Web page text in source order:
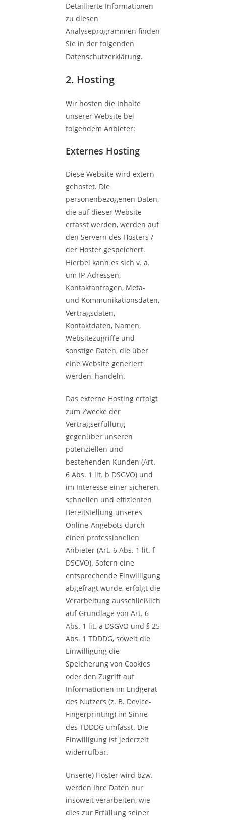
Detaillierte Informationen
zu diesen
Analyseprogrammen finden
Sie in der folgenden
Datenschutzerklärung.
2. Hosting
Wir hosten die Inhalte
unserer Website bei
folgendem Anbieter:
Externes Hosting
Diese Website wird extern
gehostet. Die
personenbezogenen Daten,
die auf dieser Website
erfasst werden, werden auf
den Servern des Hosters /
der Hoster gespeichert.
Hierbei kann es sich v. a.
um IP-Adressen,
Kontaktanfragen, Meta-
und Kommunikationsdaten,
Vertragsdaten,
Kontaktdaten, Namen,
Websitezugriffe und
sonstige Daten, die über
eine Website generiert
werden, handeln.
Das externe Hosting erfolgt
zum Zwecke der
Vertragserfüllung
gegenüber unseren
potenziellen und
bestehenden Kunden (Art.
6 Abs. 1 lit. b DSGVO) und
im Interesse einer sicheren,
schnellen und effizienten
Bereitstellung unseres
Online-Angebots durch
einen professionellen
Anbieter (Art. 6 Abs. 1 lit. f
DSGVO). Sofern eine
entsprechende Einwilligung
abgefragt wurde, erfolgt die
Verarbeitung ausschließlich
auf Grundlage von Art. 6
Abs. 1 lit. a DSGVO und § 25
Abs. 1 TDDDG, soweit die
Einwilligung die
Speicherung von Cookies
oder den Zugriff auf
Informationen im Endgerät
des Nutzers (z. B. Device-
Fingerprinting) im Sinne
des TDDDG umfasst. Die
Einwilligung ist jederzeit
widerrufbar.
Unser(e) Hoster wird bzw.
werden Ihre Daten nur
insoweit verarbeiten, wie
dies zur Erfüllung seiner